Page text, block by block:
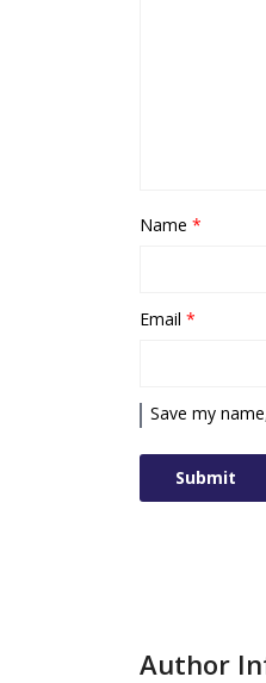
Name *
Email *
Save my
Author